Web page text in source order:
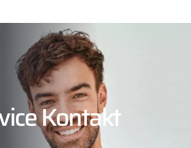
Kontakt